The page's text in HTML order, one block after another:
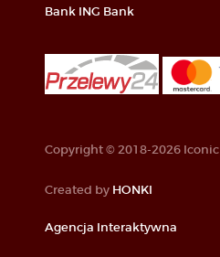
Bank ING Bank
Copyright © 2018-2026 Iconic
Created by HONKI
Agencja Interaktywna